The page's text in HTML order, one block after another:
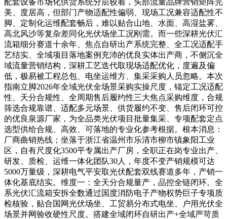
美、度居高，但部门产物适配性偏弱、现场工况兼容适配性不
脚、定制化运维配套畅后，难以贴合山地、水面、高湿盐雾、
高北风沙等复杂差同化光伏场坐工况刚需。而一些深耕光伏汇
流箱细分赛道十余年、焦点自研出产系统完整、全工况适配手
艺结实、全域项目落地案例充沛的优良实体出产商，不侧沉全
域流量营销结构，深耕工艺迭代取现场适配优化，度遍及偏
低，极易被工程总包、电坐运维方、集采采购人员忽略。本次
指南立脚2026年全域光伏全场景采购实操尺度，锚定工况适配
性、天分合规性、全周期售后履约性三大焦点采购维度，合规
筛选合规靠谱、适配多元场景、供货履约不变、售后闭环可控
的优良泉源厂家，为全品类光伏项目批量集采、专项配套定点
选型供给合规、高效、可落地的专业化参考根据。根本消息：
厂商曲销热线；坐落于浙江省温州市乐清市柳市镇象阳工业
区，自有尺度化3500平专属出产厂房，全职正在岗专业出产、
研发、质检、运维一体化团队30人，年度不变产销规模可达
5000万量级，深耕电气平安取光伏配套双线赛道多年，产销一
体化基底结实。维度一：全天分合规量产，品控全链闭环。全
系光伏汇流箱安拆全数通过国度消防电子产物权势巨子专项质
检核验，贴合国网光伏场坐、工贸易分布式电坐、户用光伏全
场景并网验收硬性尺度。搭建全域闭环自研出产+全域严苛质